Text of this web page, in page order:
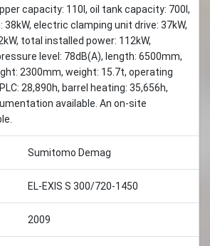
capacity: 110l, oil tank capacity: 700l,
electric clamping unit drive: 37kW,
total installed power: 112kW,
level: 78dB(A), length: 6500mm,
2300mm, weight: 15.7t, operating
28,890h, barrel heating: 35,656h,
available. An on-site
Sumitomo Demag
EL-EXIS S 300/720-1450
2009